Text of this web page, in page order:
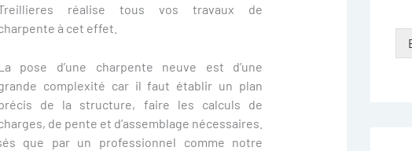
réalise tous vos travaux de
à cet effet.
pose d’une charpente neuve est d’une
complexité car il faut établir un plan
de la structure, faire les calculs de
de pente et d’assemblage nécessaires.
que par un professionnel comme notre